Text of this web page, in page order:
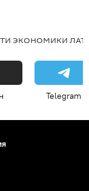
ЭКОНОМИКИ
Telegram